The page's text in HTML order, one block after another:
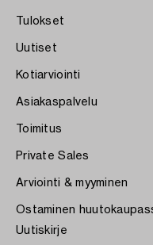
Tulokset
Uutiset
Kotiarviointi
Asiakaspalvelu
Toimitus
Private Sales
Arviointi & myyminen
Ostaminen
Uutiskirje